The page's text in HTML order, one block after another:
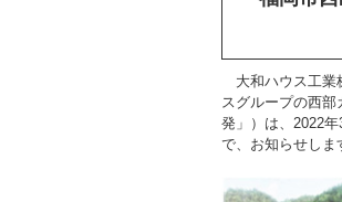
大和ハウス工業
スグループの西
発」）は、2022
で、お知らせしま